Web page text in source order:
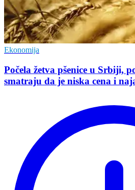
Ekonomija
Počela žetva pšenice u Srbiji,
smatraju da je niska cena i